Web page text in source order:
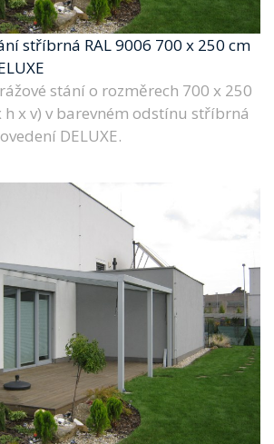
stříbrná RAL 9006 700 x 250 cm
stání o rozměrech 700 x 250
h x v) v barevném odstínu stříbrná
DELUXE.